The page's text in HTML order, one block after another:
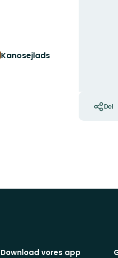
Kanosejlads
Del
Download vores app